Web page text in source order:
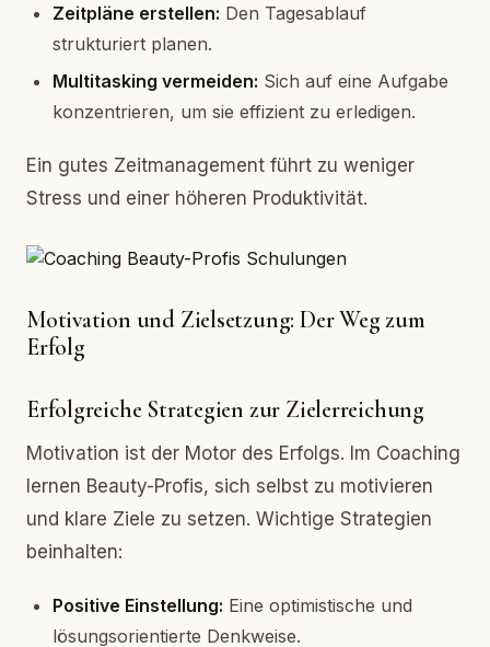
Zeitpläne erstellen: Den Tagesablauf
strukturiert planen.
Multitasking vermeiden: Sich auf eine Aufgabe
konzentrieren, um sie effizient zu erledigen.
Ein gutes Zeitmanagement führt zu weniger
Stress und einer höheren Produktivität.
Motivation und Zielsetzung: Der Weg zum
Erfolg
Erfolgreiche Strategien zur Zielerreichung
Motivation ist der Motor des Erfolgs. Im Coaching
lernen Beauty-Profis, sich selbst zu motivieren
und klare Ziele zu setzen. Wichtige Strategien
beinhalten:
Positive Einstellung: Eine optimistische und
lösungsorientierte Denkweise.